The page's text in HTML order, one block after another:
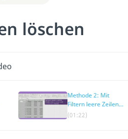
löschen
Methode 2: Mit
Filtern leere Zeilen
entfernen
(01:22)